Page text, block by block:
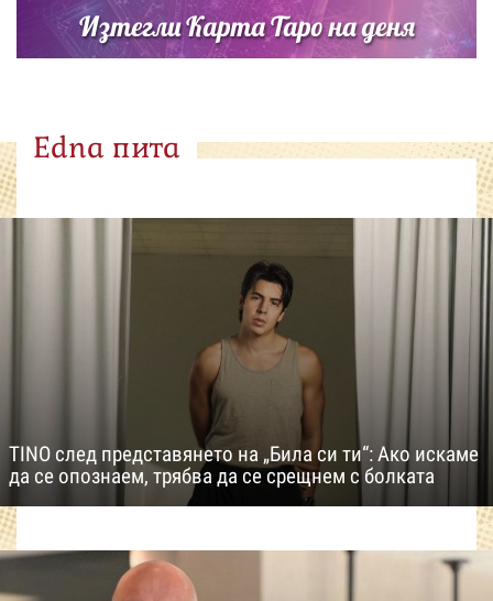
Изтегли Карта Таро на деня
Edna пита
TINO след представянето на „Била си ти“: Ако искаме
да се опознаем, трябва да се срещнем с болката